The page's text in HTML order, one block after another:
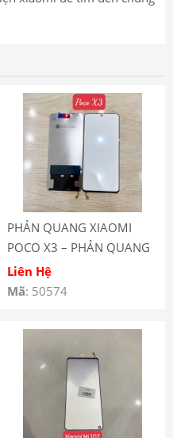
PHẢN QUANG XIAOMI
POCO X3 – PHẢN QUANG
XIAOMI POCO X3 PRO
Liên Hệ
Mã: 50574